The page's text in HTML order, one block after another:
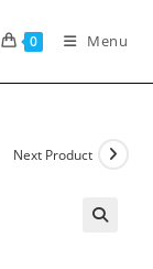
0 Menu
Next Product